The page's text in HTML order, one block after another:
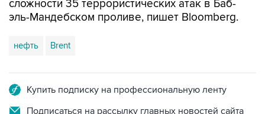
нефть Brent
Подписаться на рассылку главных новостей сайта
Получать оперативные новости в официальном